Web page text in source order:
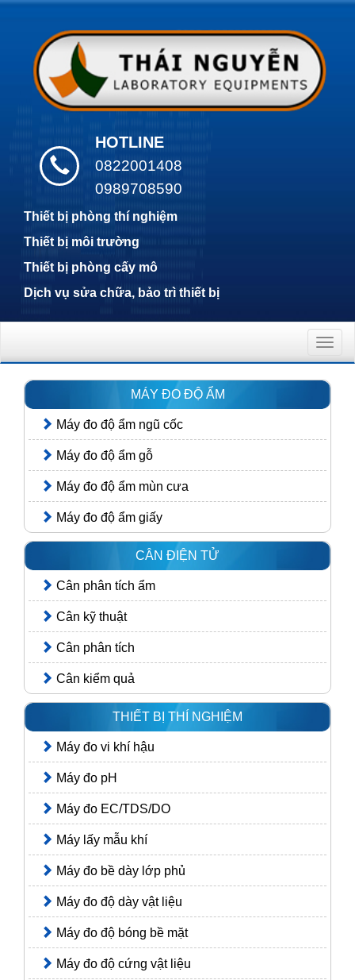
HOTLINE
0822001408
0989708590
Thiết bị phòng thí nghiệm
Thiết bị môi trường
Thiết bị phòng cấy mô
Dịch vụ sửa chữa, bảo trì thiết bị
MÁY ĐO ĐỘ ẨM
Máy đo độ ẩm ngũ cốc
Máy đo độ ẩm gỗ
Máy đo độ ẩm mùn cưa
Máy đo độ ẩm giấy
CÂN ĐIỆN TỬ
Cân phân tích ẩm
Cân kỹ thuật
Cân phân tích
Cân kiểm quả
THIẾT BỊ THÍ NGHIỆM
Máy đo vi khí hậu
Máy đo pH
Máy đo EC/TDS/DO
Máy lấy mẫu khí
Máy đo bề dày lớp phủ
Máy đo độ dày vật liệu
Máy đo độ bóng bề mặt
Máy đo độ cứng vật liệu